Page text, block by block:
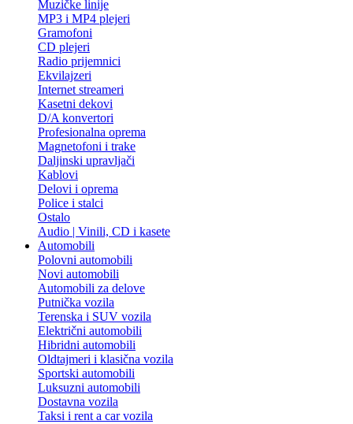
Muzičke linije
MP3 i MP4 plejeri
Gramofoni
CD plejeri
Radio prijemnici
Ekvilajzeri
Internet streameri
Kasetni dekovi
D/A konvertori
Profesionalna oprema
Magnetofoni i trake
Daljinski upravljači
Kablovi
Delovi i oprema
Police i stalci
Ostalo
Audio | Vinili, CD i kasete
Automobili
Polovni automobili
Novi automobili
Automobili za delove
Putnička vozila
Terenska i SUV vozila
Električni automobili
Hibridni automobili
Oldtajmeri i klasična vozila
Sportski automobili
Luksuzni automobili
Dostavna vozila
Taksi i rent a car vozila